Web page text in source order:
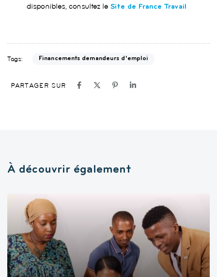
disponibles, consultez le Site de France Travail
Tags: Financements demandeurs d'emploi
PARTAGER SUR
À découvrir également